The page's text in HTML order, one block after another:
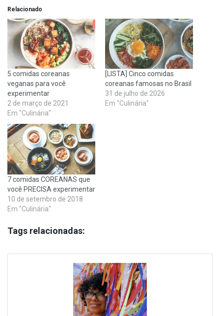
Relacionado
5 comidas coreanas
veganas para você
experimentar
2 de março de 2021
Em "Culinária"
[LISTA] Cinco comidas
coreanas famosas no Brasil
31 de julho de 2026
Em "Culinária"
7 comidas COREANAS que
você PRECISA experimentar
10 de setembro de 2018
Em "Culinária"
Tags relacionadas: